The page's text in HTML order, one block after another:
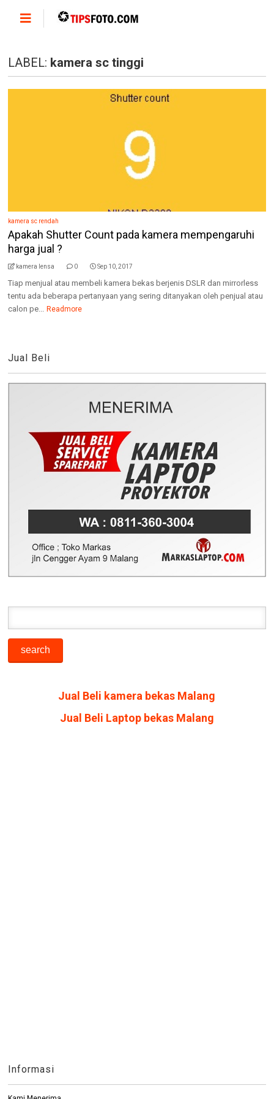
LABEL: kamera sc tinggi
kamera sc rendah
Apakah Shutter Count pada kamera mempengaruhi
harga jual ?
kamera lensa 0 Sep 10, 2017
Tiap menjual atau membeli kamera bekas berjenis DSLR dan mirrorless
tentu ada beberapa pertanyaan yang sering ditanyakan oleh penjual atau
calon pe... Readmore
Jual Beli
Jual Beli kamera bekas Malang
Jual Beli Laptop bekas Malang
Informasi